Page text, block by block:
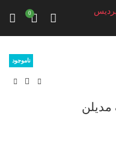
0
ناموجود